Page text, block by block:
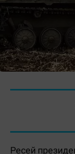
Ресей